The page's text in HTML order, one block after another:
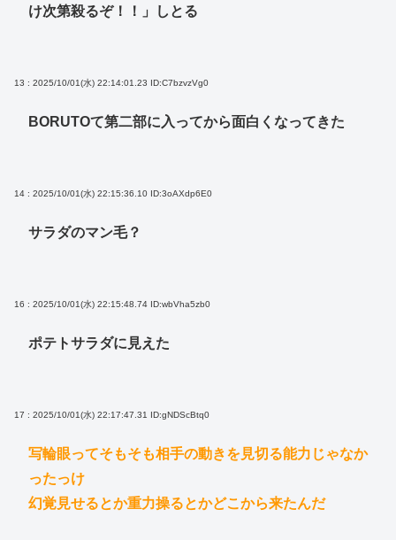
け次第殺るぞ！！」しとる
13 : 2025/10/01(水) 22:14:01.23 ID:C7bzvzVg0
BORUTOて第二部に入ってから面白くなってきた
14 : 2025/10/01(水) 22:15:36.10 ID:3oAXdp6E0
サラダのマン毛？
16 : 2025/10/01(水) 22:15:48.74 ID:wbVha5zb0
ポテトサラダに見えた
17 : 2025/10/01(水) 22:17:47.31 ID:gNDScBtq0
写輪眼ってそもそも相手の動きを見切る能力じゃなか
ったっけ
幻覚見せるとか重力操るとかどこから来たんだ